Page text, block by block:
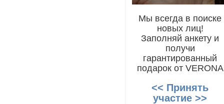
Мы всегда в поиске
новых лиц!
Заполняй анкету и
получи
гарантированный
подарок от VERONA
<< Принять
участие >>